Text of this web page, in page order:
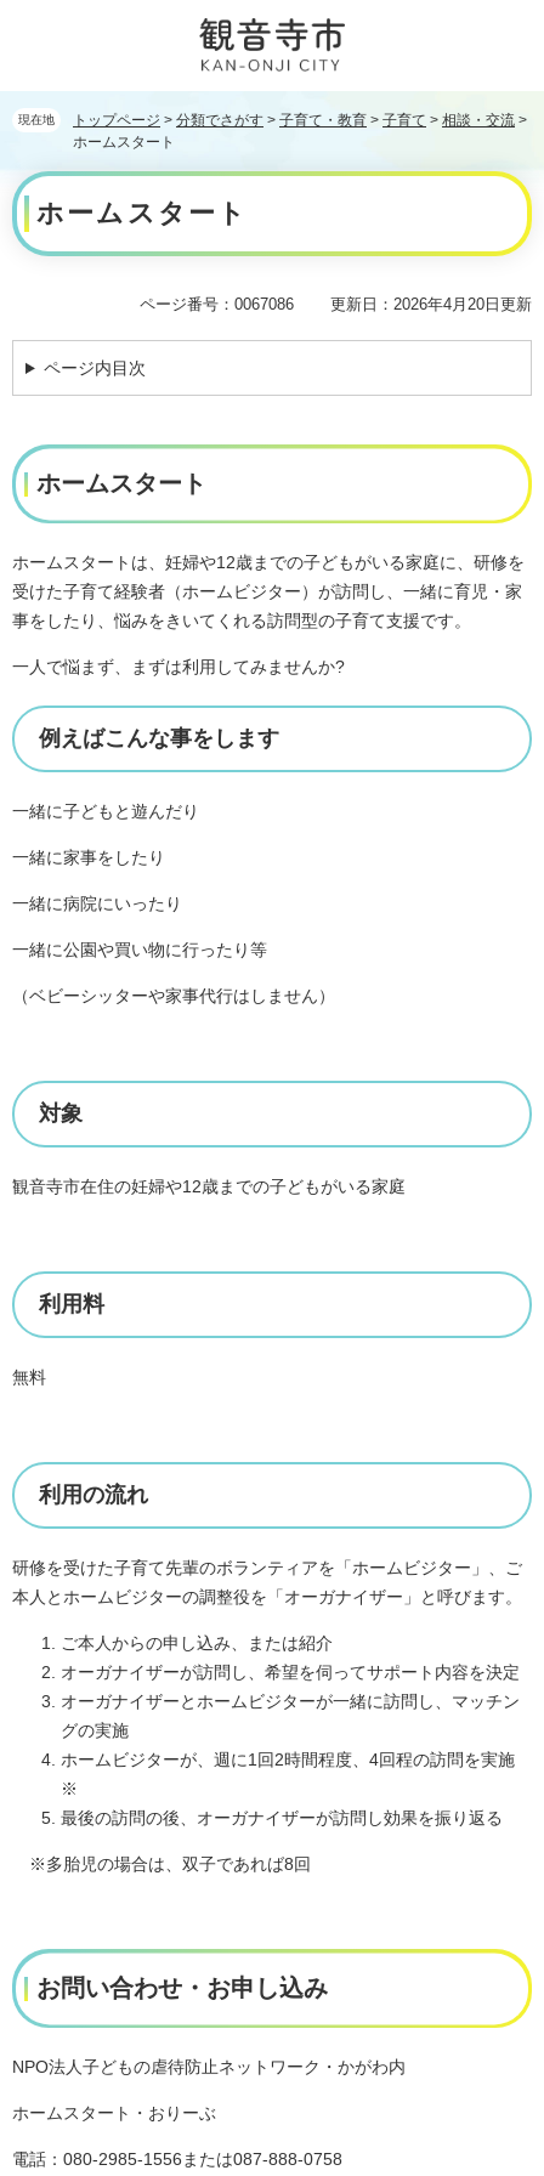
す。
し
本
現在地 トップページ > 分類でさがす > 子育て・教育 > 子育て > 相談・交流 >
ホームスタート
本
文 ホームスタート
ページ番号：0067086 更新日：2026年4月20日更新
ページ内目次
ホームスタート
ホームスタートは、妊婦や12歳までの子どもがいる家庭に、研修を
受けた子育て経験者（ホームビジター）が訪問し、一緒に育児・家
事をしたり、悩みをきいてくれる訪問型の子育て支援です。
一人で悩まず、まずは利用してみませんか?
例えばこんな事をします
一緒に子どもと遊んだり
一緒に家事をしたり
一緒に病院にいったり
一緒に公園や買い物に行ったり等
（ベビーシッターや家事代行はしません）
対象
観音寺市在住の妊婦や12歳までの子どもがいる家庭
利用料
無料
利用の流れ
研修を受けた子育て先輩のボランティアを「ホームビジター」、ご
本人とホームビジターの調整役を「オーガナイザー」と呼びます。
ご本人からの申し込み、または紹介
オーガナイザーが訪問し、希望を伺ってサポート内容を決定
オーガナイザーとホームビジターが一緒に訪問し、マッチン
グの実施
ホームビジターが、週に1回2時間程度、4回程の訪問を実施
※
最後の訪問の後、オーガナイザーが訪問し効果を振り返る
※多胎児の場合は、双子であれば8回
お問い合わせ・お申し込み
NPO法人子どもの虐待防止ネットワーク・かがわ内
ホームスタート・おりーぶ
電話：080-2985-1556または087-888-0758